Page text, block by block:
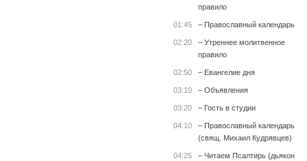
правило
01:45 – Православный календарь
02:20
– Утреннее молитвенное
правило
02:50 – Евангелие дня
03:10 – Объявления
03:20 – Гость в студии
04:10
– Православный календарь
(свящ. Михаил Кудрявцев)
04:25
– Читаем Псалтирь (дьякон